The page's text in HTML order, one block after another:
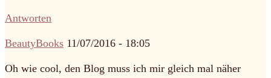
Antworten
BeautyBooks 11/07/2016 - 18:05
Oh wie cool, den Blog muss ich mir gleich mal näher